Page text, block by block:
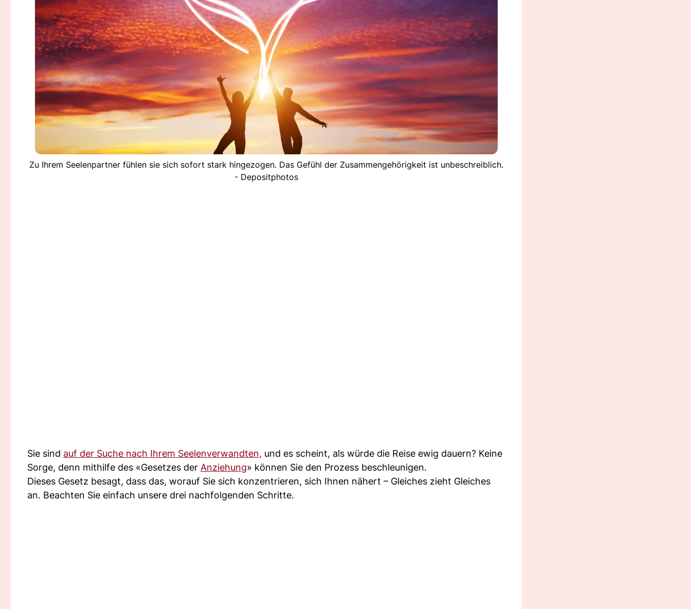
Zu Ihrem Seelenpartner fühlen sie sich sofort stark hingezogen. Das Gefühl der Zusammengehörigkeit ist unbeschreiblich.
- Depositphotos
Sie sind auf der Suche nach Ihrem Seelenverwandten, und es scheint, als würde die Reise ewig dauern? Keine
Sorge, denn mithilfe des «Gesetzes der Anziehung» können Sie den Prozess beschleunigen.
Dieses Gesetz besagt, dass das, worauf Sie sich konzentrieren, sich Ihnen nähert – Gleiches zieht Gleiches
an. Beachten Sie einfach unsere drei nachfolgenden Schritte.